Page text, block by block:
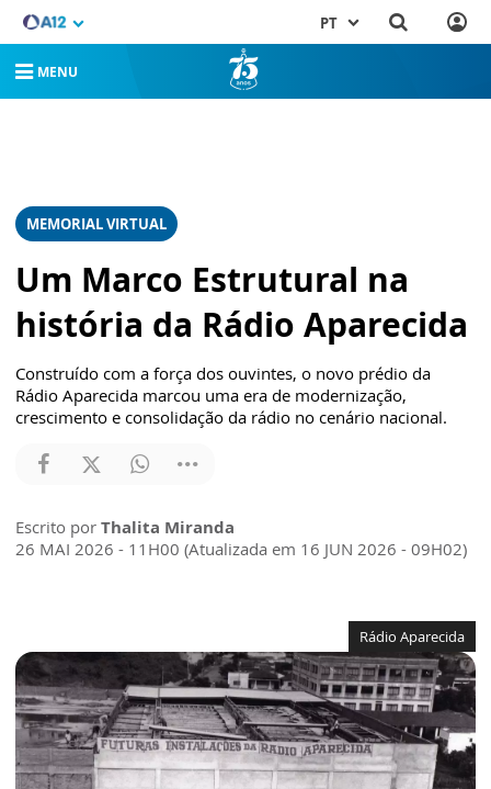
PT
MENU
MEMORIAL VIRTUAL
Um Marco Estrutural na
história da Rádio Aparecida
Construído com a força dos ouvintes, o novo prédio da
Rádio Aparecida marcou uma era de modernização,
crescimento e consolidação da rádio no cenário nacional.
Escrito por Thalita Miranda
26 MAI 2026 - 11H00 (Atualizada em 16 JUN 2026 - 09H02)
Rádio Aparecida